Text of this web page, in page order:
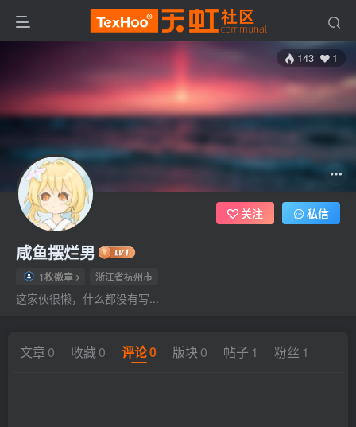
143 1
咸鱼摆烂男
1枚徽章 浙江省杭州市
这家伙很懒，什么都没有写...
关注 私信
文章 0 收藏 0 评论0 版块 0 帖子 1 粉丝 1